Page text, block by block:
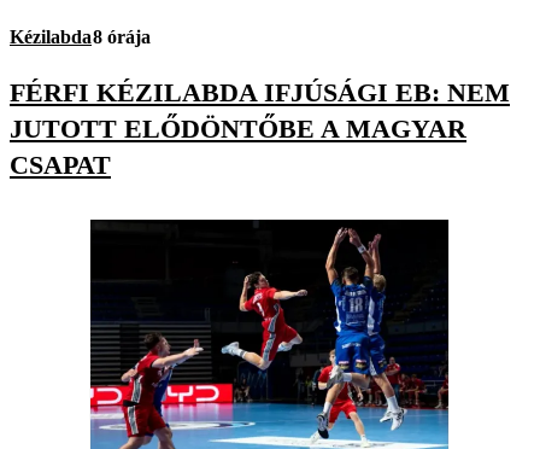
Kézilabda8 órája
FÉRFI KÉZILABDA IFJÚSÁGI EB: NEM
JUTOTT ELŐDÖNTŐBE A MAGYAR
CSAPAT